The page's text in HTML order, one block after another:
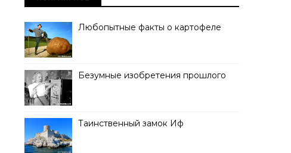
Любопытные факты о картофеле
Безумные изобретения прошлого
Таинственный замок Иф